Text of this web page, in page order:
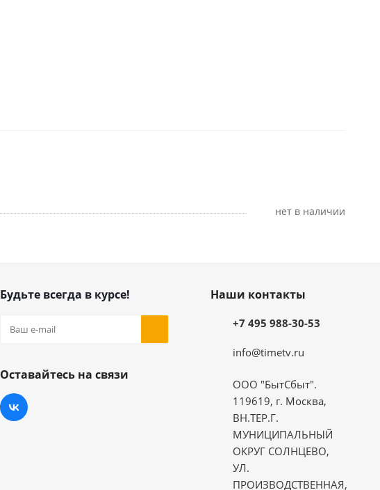
Нет в наличии
Будьте всегда в курсе!
Оставайтесь на связи
Наши контакты
+7 495 988-30-53
info@timetv.ru
ООО "БытСбыт".
119619, г. Москва,
ВН.ТЕР.Г.
МУНИЦИПАЛЬНЫЙ
ОКРУГ СОЛНЦЕВО,
УЛ.
ПРОИЗВОДСТВЕННАЯ,